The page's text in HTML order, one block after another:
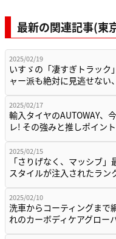
最新の関連記事(東
2025/02/19
いすゞの「凄すぎトラック
ャー派も絶対に見逃せな
2025/02/17
輸入タイヤのAUTOWAY、
レ! その強みと推しポイン
2025/02/15
「さりげなく、マッシブ
スタイルが注入されたラ
2025/02/10
洗車からコーティングまで
れのカーボディケアグロー